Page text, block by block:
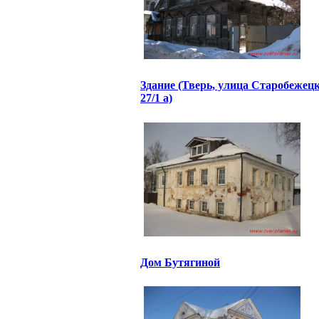
Здание (Тверь, улица
27/1 а)
Дом Бутягиной